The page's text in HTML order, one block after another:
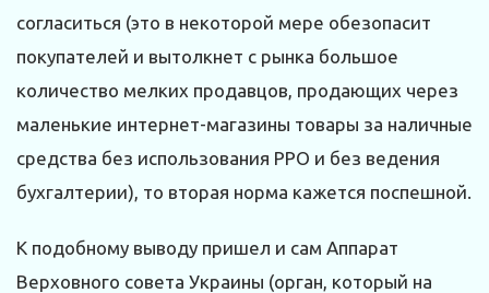
согласиться (это в некоторой мере обезопасит
покупателей и вытолкнет с рынка большое
количество мелких продавцов, продающих через
маленькие интернет-магазины товары за наличные
средства без использования РРО и без ведения
бухгалтерии), то вторая норма кажется поспешной.
К подобному выводу пришел и сам Аппарат
Верховного совета Украины (орган, который на